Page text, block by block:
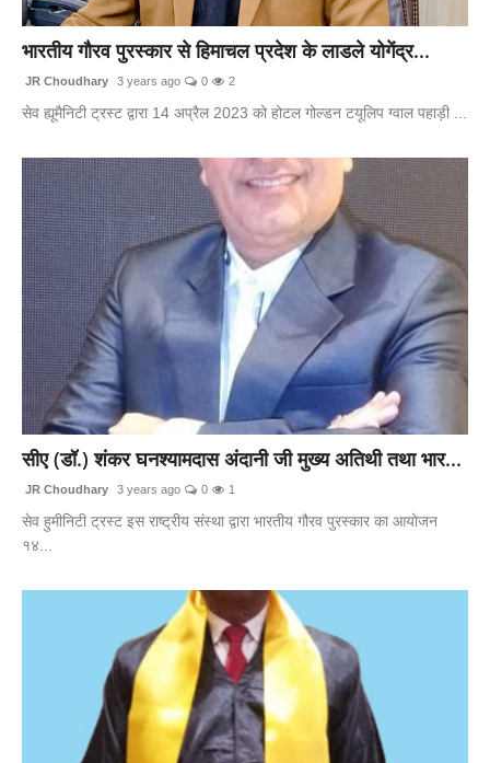
भारतीय गौरव पुरस्कार से हिमाचल प्रदेश के लाडले योगेंद्र...
JR Choudhary 3 years ago 0 2
सेव ह्यूमैनिटी ट्रस्ट द्वारा 14 अप्रैल 2023 को होटल गोल्डन टयूलिप ग्वाल पहाड़ी ...
सीए (डॉ.) शंकर घनश्यामदास अंदानी जी मुख्य अतिथी तथा भार...
JR Choudhary 3 years ago 0 1
सेव हुमीनिटी ट्रस्ट इस राष्ट्रीय संस्था द्वारा भारतीय गौरव पुरस्कार का आयोजन
१४...